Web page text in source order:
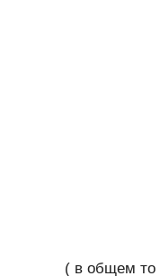
( в общем то